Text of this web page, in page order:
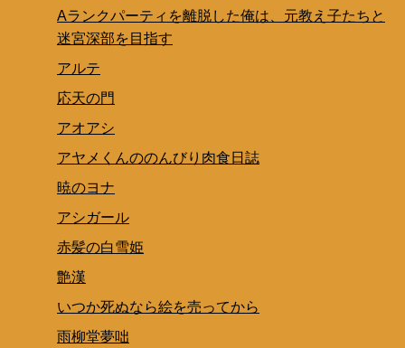
Aランクパーティを離脱した俺は、元教え子たちと
迷宮深部を目指す
アルテ
応天の門
アオアシ
アヤメくんののんびり肉食日誌
暁のヨナ
アシガール
赤髪の白雪姫
艶漢
いつか死ぬなら絵を売ってから
雨柳堂夢咄